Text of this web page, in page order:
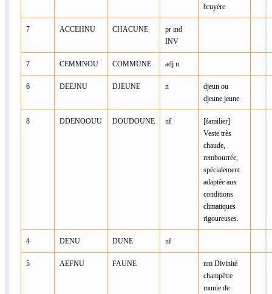
bruyère
7 ACCEHNU CHACUNE
pr ind
INV
7 CEMMNOU COMMUNE adj n
6 DEEJNU DJEUNE n
djeun ou
djeune jeune
8 DDENOOUU DOUDOUNE nf
[familier]
Veste très
chaude,
rembourrée,
spécialement
adaptée aux
conditions
climatiques
rigoureuses.
4 DENU DUNE nf
5 AEFNU FAUNE
nm Divinité
champêtre
munie de